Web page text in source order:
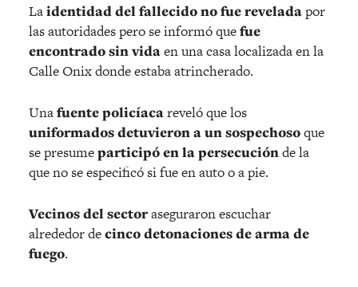
Laidentidad del fallecido no fue reveladapor
las autoridades pero se informó quefue
encontrado sin vidaen una casa localizada en la
Calle Onix donde estaba atrincherado.
Unafuente policíacareveló que los
uniformados detuvieron a un sospechosoque
se presumeparticipó en la persecuciónde la
que no se especificó si fue en auto o a pie.
Vecinos del sectoraseguraron escuchar
alrededor decinco detonaciones de arma de
fuego.